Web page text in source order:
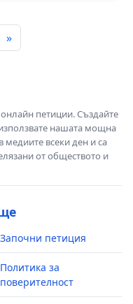
»
петиции. Създайте
нашата мощна
медиите всеки ден и са
от обществото и
Започни петиция
Политика за
поверителност